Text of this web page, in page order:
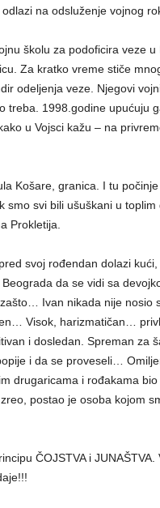
na odsluženje vojnog
školu za podoficira veze
Za kratko vreme stiče
odeljenja veze. Njegovi
treba. 1998.godine upućuju
u Vojsci kažu – na
Košare, granica. I tu
svi bili ušuškani u
Prokletija.
svoj rođendan dolazi
da se vidi sa
Ivan nikada nije nosio
Visok, harizmatičan…
i dosledan. Spreman za
i da se proveseli…
drugaricama i rođakama
postao je osoba kojom
ČOJSTVA i